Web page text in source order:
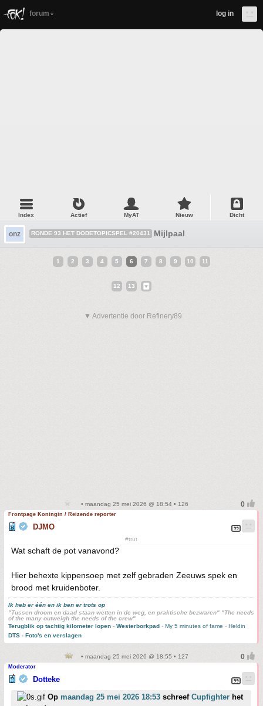
forum log in
Index Actief MyAT Nieuw Dicht
onz RONDE 93 HET DODETOPICSPEL #20431 Mijlpaal
1 2 3 4 5 6 7 8 9 10 11
12 13
▼ Advertentie door Refinery89
• maandag 25 mei 2026 @ 18:54 • 126
Frontpage Koningin / Reizende reporter
DJMO
#trut
Wat schaft de pot vanavond?
Hier behexte kippensoep met zelf gebraden Zeeuws spek en
brood met kruidenboter.
Ik heb er één en ik ben er trots op
"Tussen droom en daad staan wetten in de weg, en praktische bezwaren" "The needs
of the many outweigh the needs of the crew"
Terugblik op tachtig kilometer lopen - Westerborkpad - My 5 minutes of fame - Heldin
DTS - Foto's en verslagen
• maandag 25 mei 2026 @ 18:55 • 127
Moderator
Dotteke
Op maandag 25 mei 2026 18:53 schreef Cupfighter het